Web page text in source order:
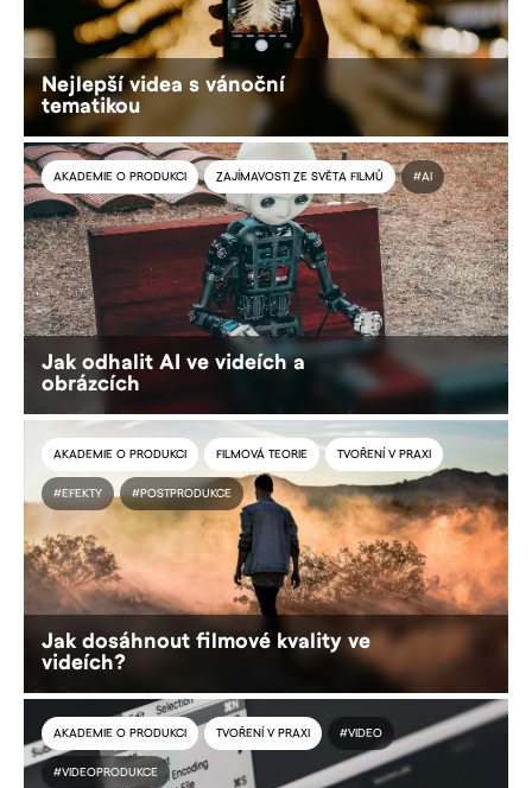
Nejlepší videa s vánoční
tematikou
AKADEMIE O PRODUKCI ZAJÍMAVOSTI ZE SVĚTA FILMŮ #AI
Jak odhalit AI ve videích a
obrázcích
AKADEMIE O PRODUKCI FILMOVÁ TEORIE TVOŘENÍ V PRAXI
#EFEKTY #POSTPRODUKCE
Jak dosáhnout filmové kvality ve
videích?
AKADEMIE O PRODUKCI TVOŘENÍ V PRAXI #VIDEO
#VIDEOPRODUKCE